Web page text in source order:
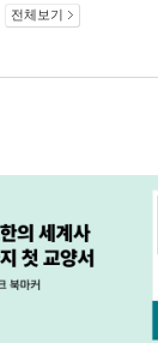
전체보기